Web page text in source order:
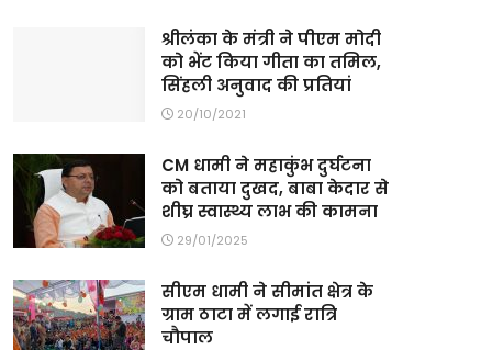
श्रीलंका के मंत्री ने पीएम मोदी
को भेंट किया गीता का तमिल,
सिंहली अनुवाद की प्रतियां
20/10/2021
CM धामी ने महाकुंभ दुर्घटना
को बताया दुखद, बाबा केदार से
शीघ्र स्वास्थ्य लाभ की कामना
29/01/2025
सीएम धामी ने सीमांत क्षेत्र के
ग्राम ठाटा में लगाई रात्रि
चौपाल